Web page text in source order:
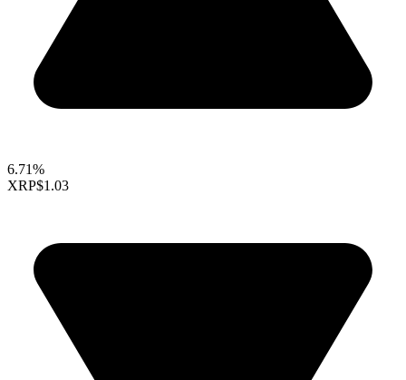
6.71%
XRP$1.03